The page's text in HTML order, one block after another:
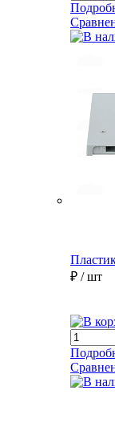
₽ / шт